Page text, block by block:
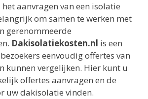
aanvragen van een isolatie
om samen te werken met
gerenommeerde
Dakisolatiekosten.nl is een
eenvoudig offertes van
kunnen vergelijken. Hier kunt u
offertes aanvragen en de
uw dakisolatie vinden.